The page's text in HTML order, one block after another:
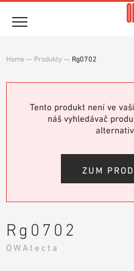
SHOWROOM 7TH FLOOR
Produkty
PŘEHLED PRODUKTŮ
ŘÍZENÉ VYHLEDÁVÁNÍ
OBLASTI POUŽITÍ
TEXTY PRO VÝBĚROVÁ ŘÍZENÍ
SOUBORY KE STAŽENÍ
Home — Produkty — Rg0702
Tento produkt není ve
náš vyhledávač
ZUM
Rg0702
OWAtecta